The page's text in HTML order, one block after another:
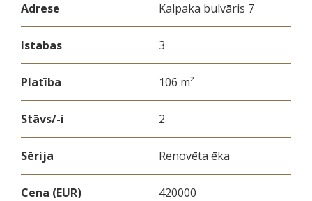
Adrese Kalpaka bulvāris 7
Istabas 3
Platība 106 m²
Stāvs/-i 2
Sērija Renovēta ēka
Cena (EUR) 420000